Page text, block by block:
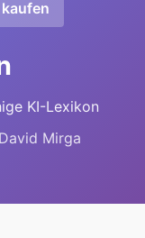
KI-Lexikon
Mirga